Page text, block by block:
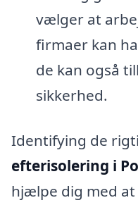
vælger at
firmaer kan
de kan også
sikkerhed.
Identifying de
efterisolering i
hjælpe dig med